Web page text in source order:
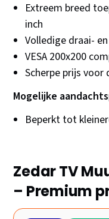
Extreem breed
inch
Volledige draai-
VESA 200x200
Scherpe prijs
Mogelijke
Beperkt tot
Zedar TV
– Premium